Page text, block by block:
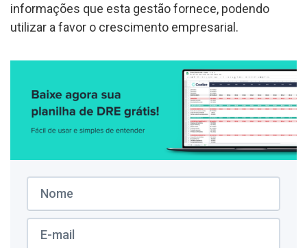
informações que esta gestão fornece, podendo
utilizar a favor o crescimento empresarial.